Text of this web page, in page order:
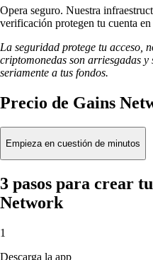
Opera seguro. Nuestra
verificación protegen tu cuenta
La seguridad protege tu acceso,
criptomonedas son arriesgadas
seriamente a tus fondos.
Precio de Gains
Empieza en cuestión de minutos
3 pasos para crear
Network
1
Descarga la app